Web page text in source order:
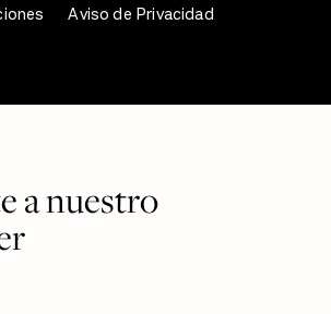
Aviso de Privacidad
a nuestro